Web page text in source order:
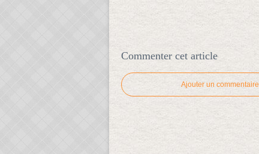
Commenter cet article
Ajouter un commentaire